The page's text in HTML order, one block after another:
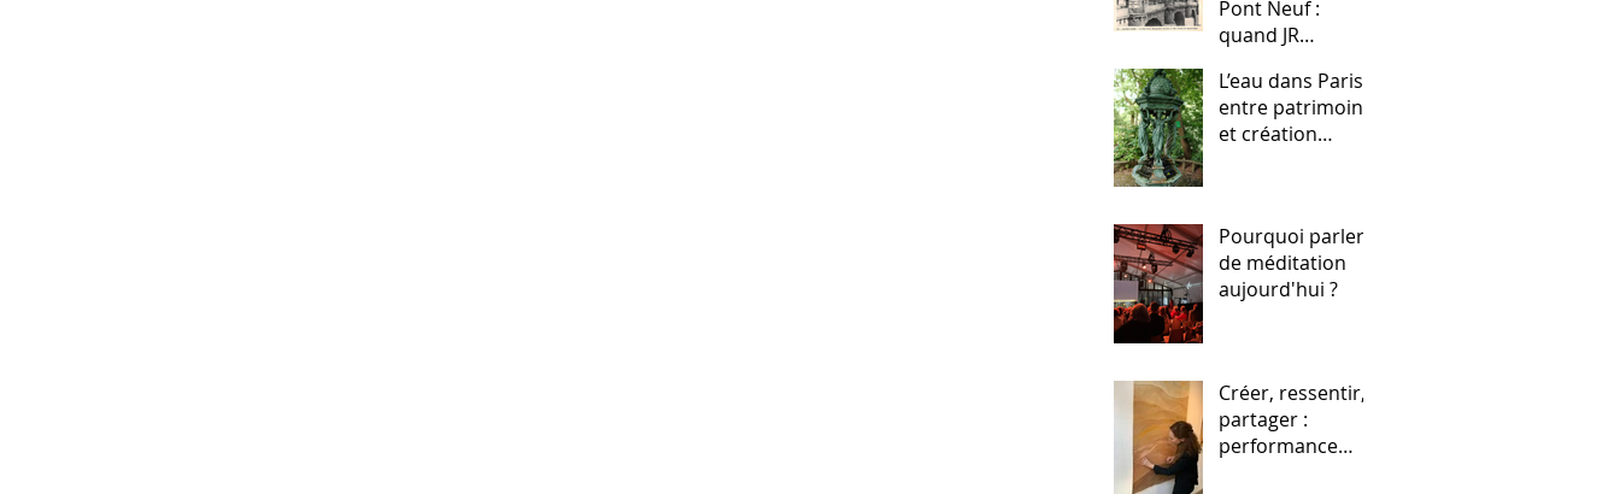
Pont Neuf :
quand JR
L’eau dans Paris :
entre patrimoine
et création
Pourquoi parler
de méditation
aujourd'hui ?
Créer, ressentir,
partager :
performance